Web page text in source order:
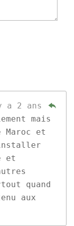
2 ans
mais
Maroc et
et
quand
aux